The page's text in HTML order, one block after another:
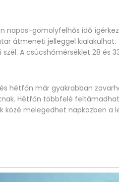
napos-gomolyfelhős idő
átmeneti jelleggel
szél. A csúcshőmérséklet 28 és
hétfőn már gyakrabban
Hétfőn többfelé
közé melegedhet napközben a